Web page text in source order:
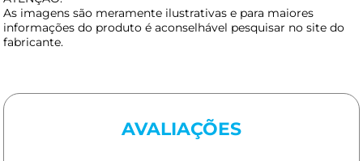
As imagens são meramente ilustrativas e para maiores
informações do produto é aconselhável pesquisar no site do
fabricante.
AVALIAÇÕES